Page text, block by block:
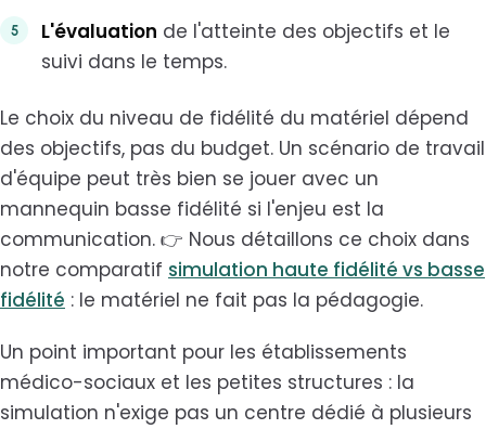
L'évaluation de l'atteinte des objectifs et le
suivi dans le temps.
Le choix du niveau de fidélité du matériel dépend
des objectifs, pas du budget. Un scénario de travail
d'équipe peut très bien se jouer avec un
mannequin basse fidélité si l'enjeu est la
communication. 👉 Nous détaillons ce choix dans
notre comparatif simulation haute fidélité vs basse
fidélité : le matériel ne fait pas la pédagogie.
Un point important pour les établissements
médico-sociaux et les petites structures : la
simulation n'exige pas un centre dédié à plusieurs